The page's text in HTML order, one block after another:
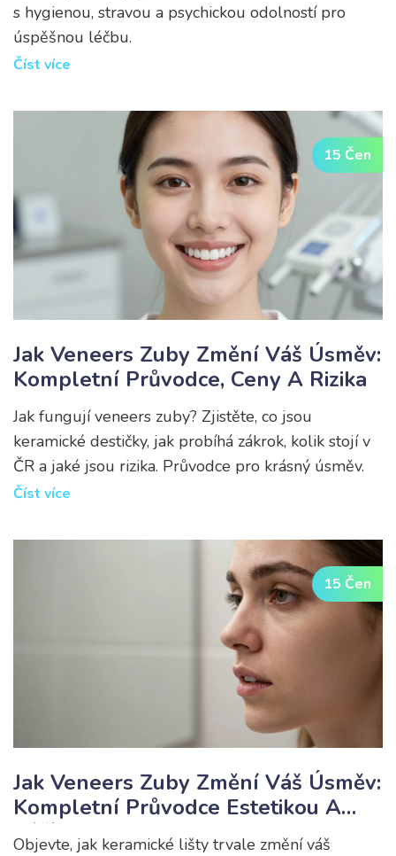
s hygienou, stravou a psychickou odolností pro
úspěšnou léčbu.
Číst více
15 Čen
Jak Veneers Zuby Změní Váš Úsměv:
Kompletní Průvodce, Ceny A Rizika
Jak fungují veneers zuby? Zjistěte, co jsou
keramické destičky, jak probíhá zákrok, kolik stojí v
ČR a jaké jsou rizika. Průvodce pro krásný úsměv.
Číst více
15 Čen
Jak Veneers Zuby Změní Váš Úsměv:
Kompletní Průvodce Estetikou A
Péčí
Objevte, jak keramické lišty trvale změní váš